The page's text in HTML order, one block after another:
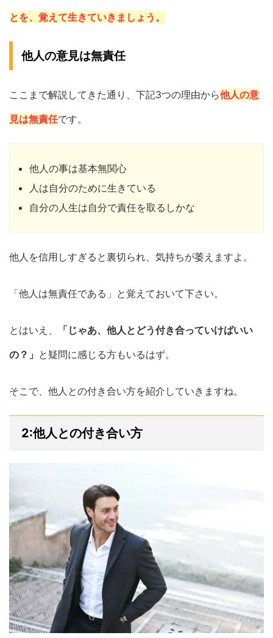
とを、覚えて生きていきましょう。
他人の意見は無責任
ここまで解説してきた通り、下記3つの理由から他人の意
見は無責任です。
他人の事は基本無関心
人は自分のために生きている
自分の人生は自分で責任を取るしかな
他人を信用しすぎると裏切られ、気持ちが萎えますよ。
「他人は無責任である」と覚えておいて下さい。
とはいえ、
「じゃあ、他人とどう付き合っていけばいい
の？」 と疑問に感じる方もいるはず。
そこで、他人との付き合い方を紹介していきますね。
2:他人との付き合い方